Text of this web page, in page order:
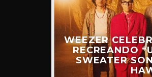
WEEZER
RECREANDO
SWEATER